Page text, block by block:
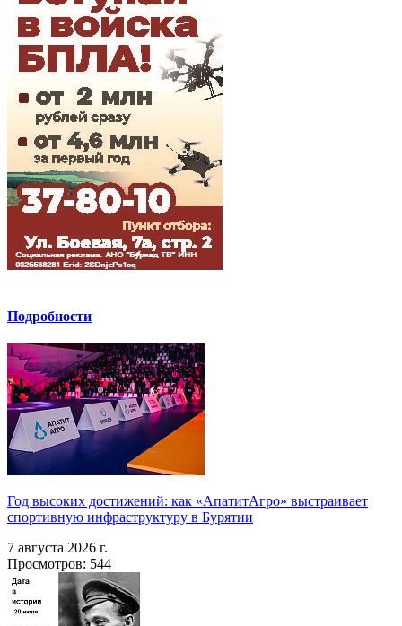
Подробности
Год высоких достижений: как «АпатитАгро» выстраивает
спортивную инфраструктуру в Бурятии
7 августа 2026 г.
Просмотров: 544